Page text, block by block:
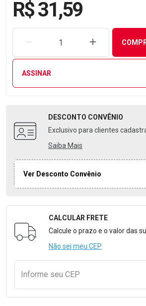
R$ 31,59
REMOVER UMA UNIDADEAUMENTAR
ASSINAR
DESCONTO CONVÊNIO
Exclusivo para clientes
Saiba Mais
Ver Desconto Convênio
Formulário para Calcular o
CALCULAR FRETE
Calcule o prazo e o valor das
Não sei meu CEP
Informe seu CEP